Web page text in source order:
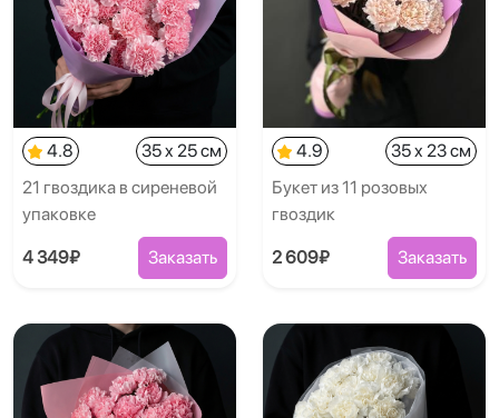
4.8
35 x 25 см
21 гвоздика в сиреневой
упаковке
4 349₽ Заказать
4.9
35 x 23 см
Букет из 11 розовых
гвоздик
2 609₽ Заказать